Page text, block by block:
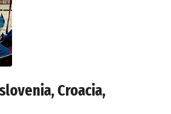
Croacia,